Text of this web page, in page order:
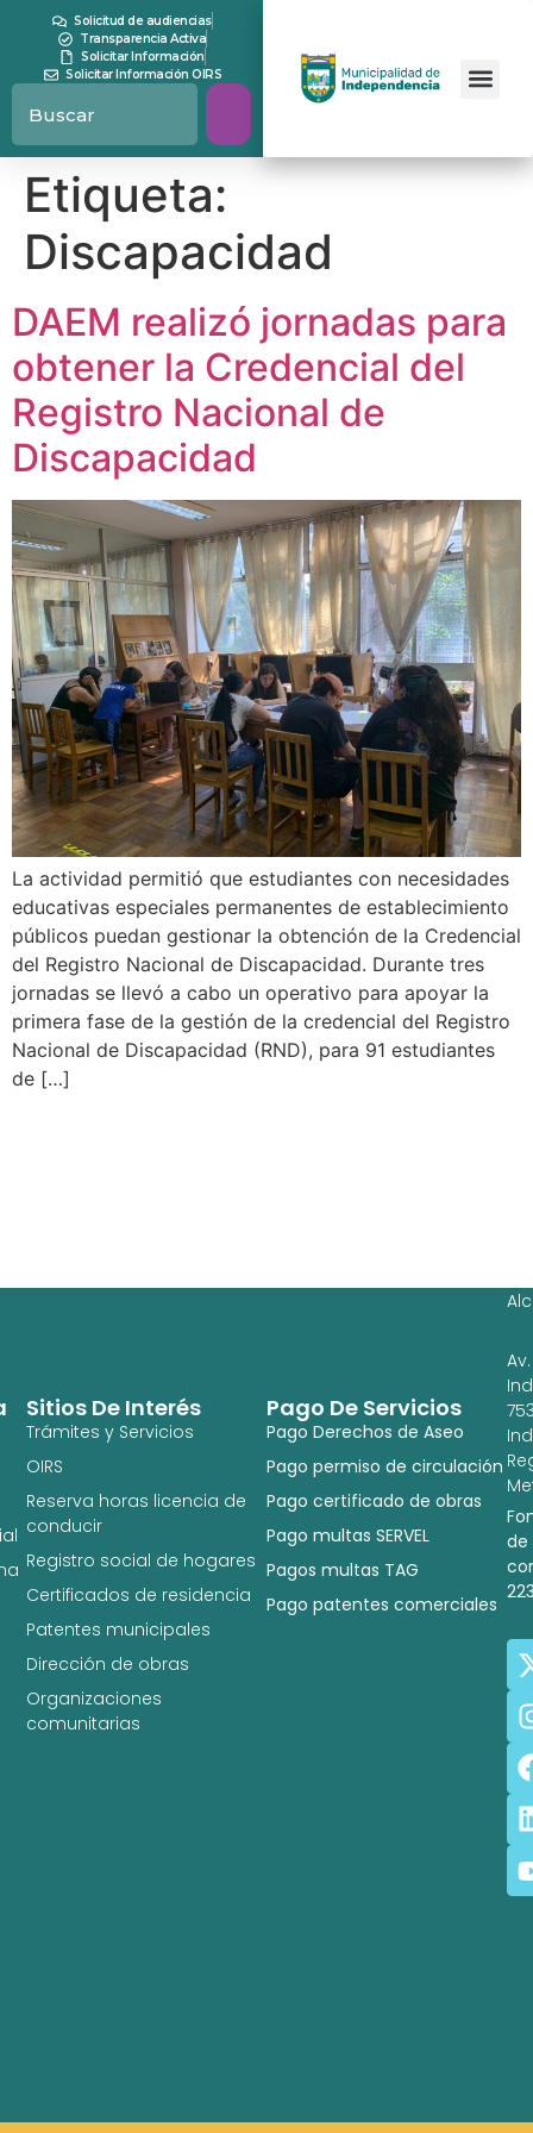
contenidoSolicitud de audiencias
Transparencia Activa
Solicitar Información
Solicitar Información OIRS
Etiqueta:
Discapacidad
DAEM realizó jornadas para
obtener la Credencial del
Registro Nacional de
Discapacidad
La actividad permitió que estudiantes con necesidades
educativas especiales permanentes de establecimiento
públicos puedan gestionar la obtención de la Credencial
del Registro Nacional de Discapacidad. Durante tres
jornadas se llevó a cabo un operativo para apoyar la
primera fase de la gestión de la credencial del Registro
Nacional de Discapacidad (RND), para 91 estudiantes
de […]
Pago De Servicios
Pago Derechos de Aseo
Pago permiso de circulación
Pago certificado de obras
Pago multas SERVEL
Pagos multas TAG
Pago patentes comerciales
Sitios De Interés
Trámites y Servicios
OIRS
Reserva horas licencia de
conducir
Registro social de hogares
Certificados de residencia
Patentes municipales
Dirección de obras
Organizaciones
comunitarias
Av.
de